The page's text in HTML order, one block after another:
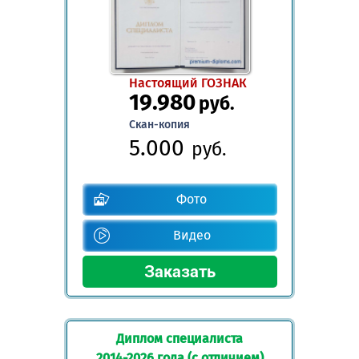
Настоящий ГОЗНАК
19.980руб.
Скан-копия
5.000 руб.
Фото
Видео
Диплом специалиста